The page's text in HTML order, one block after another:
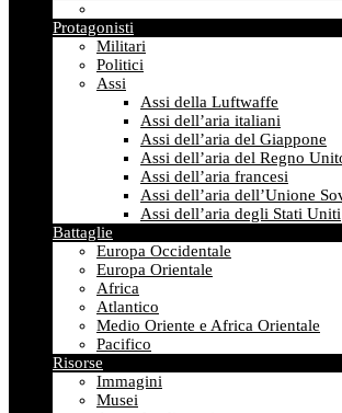
Protagonisti
Militari
Politici
Assi
Assi della Luftwaffe
Assi dell’aria italiani
Assi dell’aria del Giappone
Assi dell’aria del Regno
Assi dell’aria francesi
Assi dell’aria dell’Unione
Assi dell’aria degli Stati Uniti
Battaglie
Europa Occidentale
Europa Orientale
Africa
Atlantico
Medio Oriente e Africa Orientale
Pacifico
Risorse
Immagini
Musei